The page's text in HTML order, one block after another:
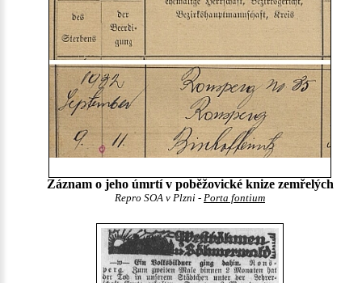
Záznam o jeho úmrtí v poběžovické knize zemřelých
Repro SOA v Plzni - Porta fontium